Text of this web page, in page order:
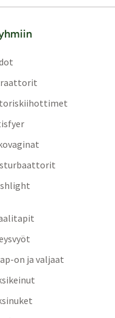
on ja valjaat